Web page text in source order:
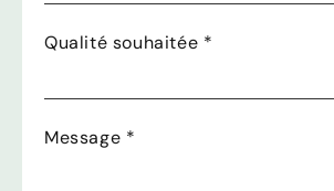
Qualité souhaitée *
Message *